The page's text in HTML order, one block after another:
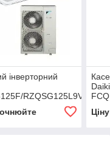
інверторний
RZQSG125L9V1